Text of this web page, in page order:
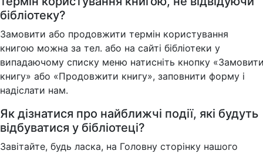
бібліотеку?
Замовити або продовжити термін користування
книгою можна за тел. або на сайті бібліотеки у
випадаючому списку меню натисніть кнопку
книгу» або «Продовжити книгу», заповнити форму і
надіслати нам.
Як дізнатися про найближчі події, які будуть
відбуватися у бібліотеці?
Завітайте, будь ласка, на Головну сторінку нашого